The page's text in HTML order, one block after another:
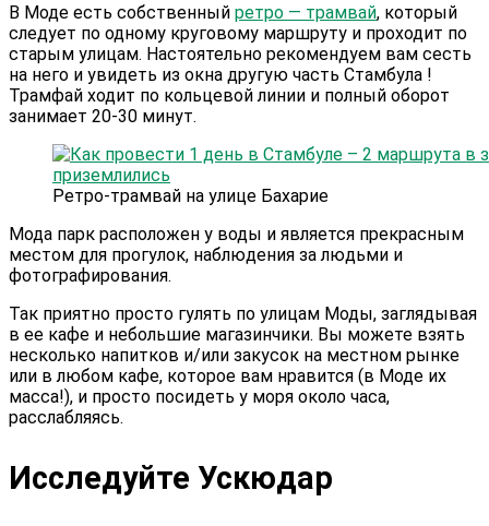
В Моде есть собственный ретро — трамвай, который
следует по одному круговому маршруту и проходит по
старым улицам. Настоятельно рекомендуем вам сесть
на него и увидеть из окна другую часть Стамбула !
Трамфай ходит по кольцевой линии и полный оборот
занимает 20-30 минут.
Ретро-трамвай на улице Бахарие
Мода парк расположен у воды и является прекрасным
местом для прогулок, наблюдения за людьми и
фотографирования.
Так приятно просто гулять по улицам Моды, заглядывая
в ее кафе и небольшие магазинчики. Вы можете взять
несколько напитков и/или закусок на местном рынке
или в любом кафе, которое вам нравится (в Моде их
масса!), и просто посидеть у моря около часа,
расслабляясь.
Исследуйте Ускюдар